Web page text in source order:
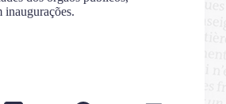
inaugurações.